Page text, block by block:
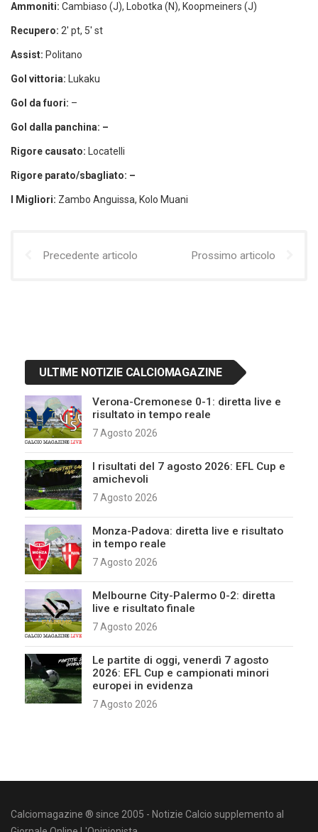
Ammoniti: Cambiaso (J), Lobotka (N), Koopmeiners (J)
Recupero: 2′ pt, 5′ st
Assist: Politano
Gol vittoria: Lukaku
Gol da fuori: –
Gol dalla panchina: –
Rigore causato: Locatelli
Rigore parato/sbagliato: –
I Migliori: Zambo Anguissa, Kolo Muani
Precedente articolo Prossimo articolo
ULTIME NOTIZIE CALCIOMAGAZINE
Verona-Cremonese 0-1: diretta live e
risultato in tempo reale
7 Agosto 2026
I risultati del 7 agosto 2026: EFL Cup e
amichevoli
7 Agosto 2026
Monza-Padova: diretta live e risultato
in tempo reale
7 Agosto 2026
Melbourne City-Palermo 0-2: diretta
live e risultato finale
7 Agosto 2026
Le partite di oggi, venerdì 7 agosto
2026: EFL Cup e campionati minori
europei in evidenza
7 Agosto 2026
Calciomagazine ® since 2005 - Notizie Calcio supplemento al